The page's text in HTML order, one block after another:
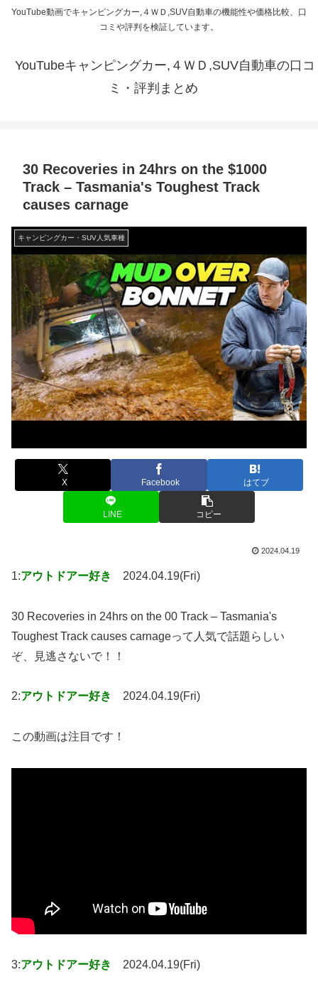
YouTube動画でキャンピングカー,４ＷＤ,SUV自動車の機能性や価格比較、口
コミや評判を検証しています。
YouTubeキャンピングカー,４ＷＤ,SUV自動車の口コ
ミ・評判まとめ
30 Recoveries in 24hrs on the $1000
Track – Tasmania's Toughest Track
causes carnage
キャンピングカー・SUV人気車種
X Facebook はてブ
LINE コピー
2024.04.19
1:アウトドアー好き 2024.04.19(Fri)
30 Recoveries in 24hrs on the 00 Track – Tasmania's
Toughest Track causes carnageって人気で話題らしい
ぞ、見逃さないで！！
2:アウトドアー好き 2024.04.19(Fri)
この動画は注目です！
3:アウトドアー好き 2024.04.19(Fri)